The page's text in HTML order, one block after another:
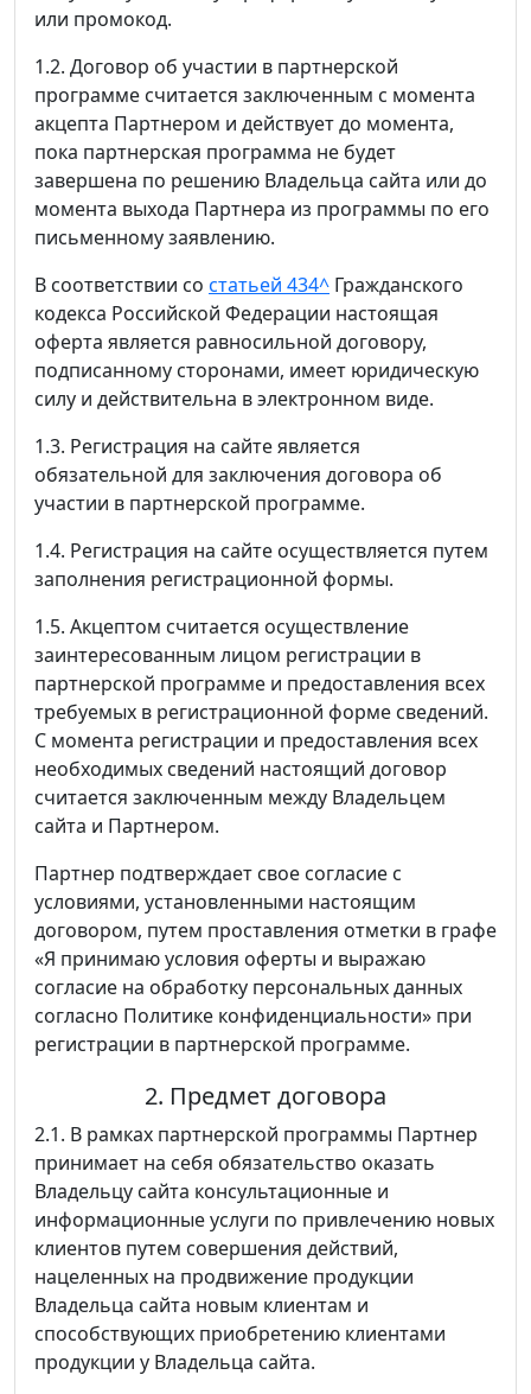
или промокод.
1.2. Договор об участии в партнерской
программе считается заключенным с момента
акцепта Партнером и действует до момента,
пока партнерская программа не будет
завершена по решению Владельца сайта или до
момента выхода Партнера из программы по его
письменному заявлению.
В соответствии со статьей 434^ Гражданского
кодекса Российской Федерации настоящая
оферта является равносильной договору,
подписанному сторонами, имеет юридическую
силу и действительна в электронном виде.
1.3. Регистрация на сайте является
обязательной для заключения договора об
участии в партнерской программе.
1.4. Регистрация на сайте осуществляется путем
заполнения регистрационной формы.
1.5. Акцептом считается осуществление
заинтересованным лицом регистрации в
партнерской программе и предоставления всех
требуемых в регистрационной форме сведений.
С момента регистрации и предоставления всех
необходимых сведений настоящий договор
считается заключенным между Владельцем
сайта и Партнером.
Партнер подтверждает свое согласие с
условиями, установленными настоящим
договором, путем проставления отметки в графе
«Я принимаю условия оферты и выражаю
согласие на обработку персональных данных
согласно Политике конфиденциальности» при
регистрации в партнерской программе.
2. Предмет договора
2.1. В рамках партнерской программы Партнер
принимает на себя обязательство оказать
Владельцу сайта консультационные и
информационные услуги по привлечению новых
клиентов путем совершения действий,
нацеленных на продвижение продукции
Владельца сайта новым клиентам и
способствующих приобретению клиентами
продукции у Владельца сайта.